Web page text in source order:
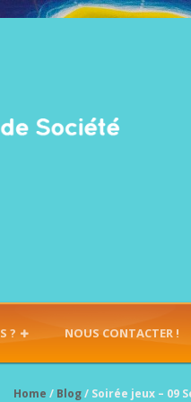
? NOUS CONTACTER !
Home / Blog/ Soirée jeux – 09